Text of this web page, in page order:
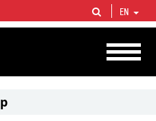
integrated companies in the world
and circa 1% of proved hydrocarbon
EN